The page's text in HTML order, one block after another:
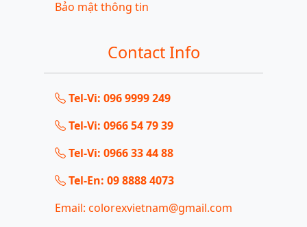
Bảo mật thông tin
Contact Info
Tel-Vi: 096 9999 249
Tel-Vi: 0966 54 79 39
Tel-Vi: 0966 33 44 88
Tel-En: 09 8888 4073
Email: colorexvietnam@gmail.com